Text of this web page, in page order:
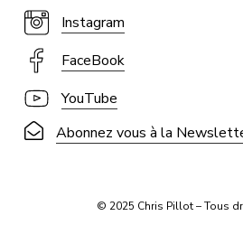
Instagram
FaceBook
YouTube
Abonnez vous à la
© 2025 Chris Pillot – Tous